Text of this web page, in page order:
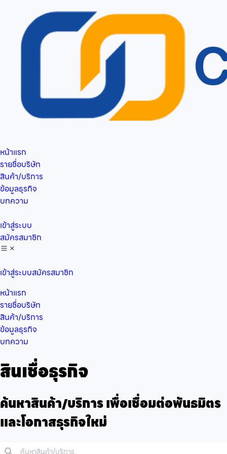
หน้าแรก
รายชื่อบริษัท
สินค้า/บริการ
ข้อมูลธุรกิจ
บทความ
เข้าสู่ระบบ
สมัครสมาชิก
เข้าสู่ระบบสมัครสมาชิก
หน้าแรก
รายชื่อบริษัท
สินค้า/บริการ
ข้อมูลธุรกิจ
บทความ
สินเชื่อธุรกิจ
ค้นหาสินค้า/บริการ เพื่อเชื่อมต่อพันธมิตร
และโอกาสธุรกิจใหม่